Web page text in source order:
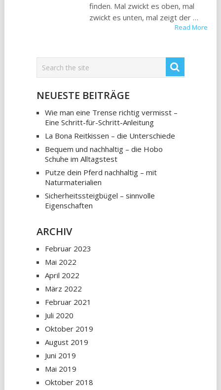
finden. Mal zwickt es oben, mal
zwickt es unten, mal zeigt der …
Read More
NEUESTE BEITRÄGE
Wie man eine Trense richtig vermisst –
Eine Schritt-für-Schritt-Anleitung
La Bona Reitkissen – die Unterschiede
Bequem und nachhaltig – die Hobo
Schuhe im Alltagstest
Putze dein Pferd nachhaltig – mit
Naturmaterialien
Sicherheitssteigbügel – sinnvolle
Eigenschaften
ARCHIV
Februar 2023
Mai 2022
April 2022
März 2022
Februar 2021
Juli 2020
Oktober 2019
August 2019
Juni 2019
Mai 2019
Oktober 2018